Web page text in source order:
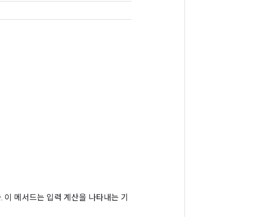
메서드는 입력 계산을 나타내는 기